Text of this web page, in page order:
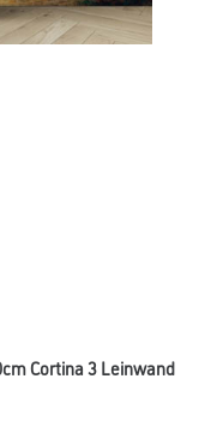
Cortina 3 Leinwand